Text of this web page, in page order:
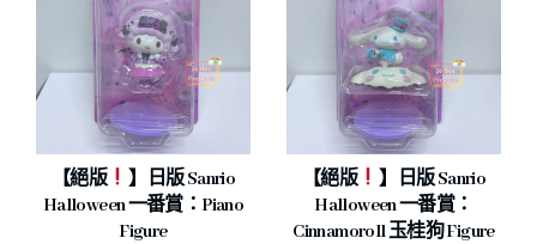
【絕版
】日版 Sanrio
Halloween 一番賞：Piano
Figure
【絕版
】日版 Sanrio
Halloween 一番賞：
Cinnamoroll 玉桂狗 Figure